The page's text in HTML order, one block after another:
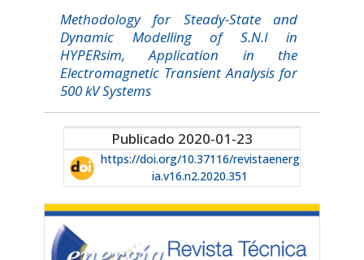
Methodology for Steady-State and
Dynamic Modelling of S.N.I in
HYPERsim, Application in the
Electromagnetic Transient Analysis for
500 kV Systems
Publicado 2020-01-23
https://doi.org/10.37116/revistaenerg
ia.v16.n2.2020.351